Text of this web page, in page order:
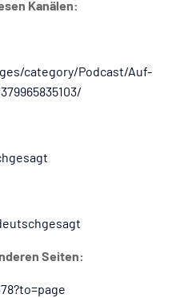
Kanälen:
category/Podcast/Auf-
Seiten: